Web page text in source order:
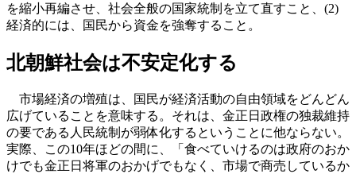
を縮小再編させ、社会全般の国家統制を立て直すこと、(2)
経済的には、国民から資金を強奪すること。
北朝鮮社会は不安定化する
市場経済の増殖は、国民が経済活動の自由領域をどんどん
広げていることを意味する。それは、金正日政権の独裁維持
の要である人民統制が弱体化するということに他ならない。
実際、この10年ほどの間に、「食べていけるのは政府のおか
けでも金正日将軍のおかげでもなく、市場で商売しているか